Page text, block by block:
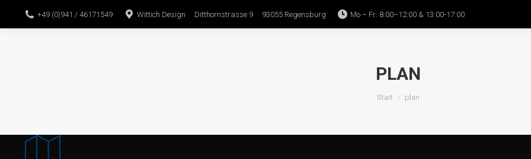
+49 (0)941 / 46171549 Wittich Design Ditthornstrasse 9 93055 Regensburg Mo – Fr: 8:00–12:00 & 13:00-17:00
PLAN
Sie befinden sich hier:
Start plan
Home WITO All-in-one